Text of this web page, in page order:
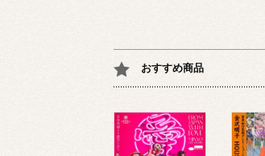
おすすめ商品